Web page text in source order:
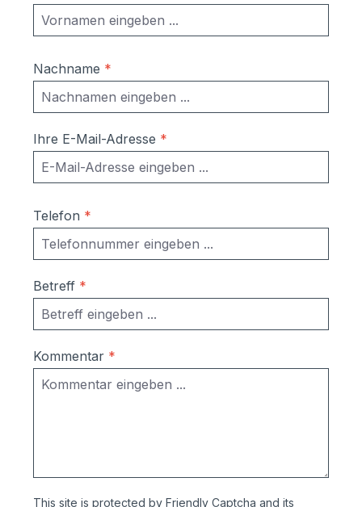
zusenden.
Nachname *
Ihre E-Mail-Adresse *
Telefon *
Betreff *
Kommentar *
This site is protected by Friendly Captcha and its